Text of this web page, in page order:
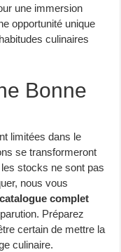
une immersion
opportunité unique
culinaires
Bonne
limitées dans le
se transformeront
stocks ne sont pas
nous vous
catalogue complet
Préparez
certain de mettre la
culinaire.